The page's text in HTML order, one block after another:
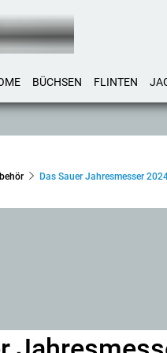
BÜCHSEN FLINTEN
Das Sauer Jahresmesser